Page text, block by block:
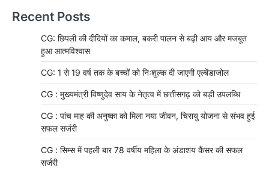
Recent Posts
CG: छिपली की दीदियों का कमाल, बकरी पालन से बढ़ी आय और मजबूत
हुआ आत्मविश्वास
CG: 1 से 19 वर्ष तक के बच्चों को निःशुल्क दी जाएगी एल्बेंडाजोल
CG : मुख्यमंत्री विष्णुदेव साय के नेतृत्व में छत्तीसगढ़ को बड़ी उपलब्धि
CG : पांच माह की अनुष्का को मिला नया जीवन, चिरायु योजना से संभव हुई
सफल सर्जरी
CG : सिम्स में पहली बार 78 वर्षीय महिला के अंडाशय कैंसर की सफल
सर्जरी